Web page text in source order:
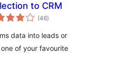
to CRM
(46evaluación
total
)
data into leads or
of your favourite